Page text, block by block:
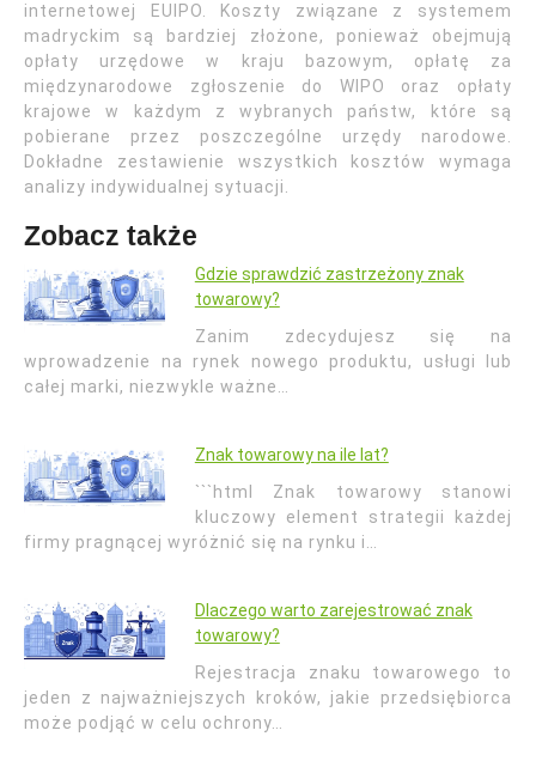
internetowej EUIPO. Koszty związane z systemem
madryckim są bardziej złożone, ponieważ obejmują
opłaty urzędowe w kraju bazowym, opłatę za
międzynarodowe zgłoszenie do WIPO oraz opłaty
krajowe w każdym z wybranych państw, które są
pobierane przez poszczególne urzędy narodowe.
Dokładne zestawienie wszystkich kosztów wymaga
analizy indywidualnej sytuacji.
Zobacz także
Gdzie sprawdzić zastrzeżony znak
towarowy?
Zanim zdecydujesz się na
wprowadzenie na rynek nowego produktu, usługi lub
całej marki, niezwykle ważne…
Znak towarowy na ile lat?
```html Znak towarowy stanowi
kluczowy element strategii każdej
firmy pragnącej wyróżnić się na rynku i…
Dlaczego warto zarejestrować znak
towarowy?
Rejestracja znaku towarowego to
jeden z najważniejszych kroków, jakie przedsiębiorca
może podjąć w celu ochrony…